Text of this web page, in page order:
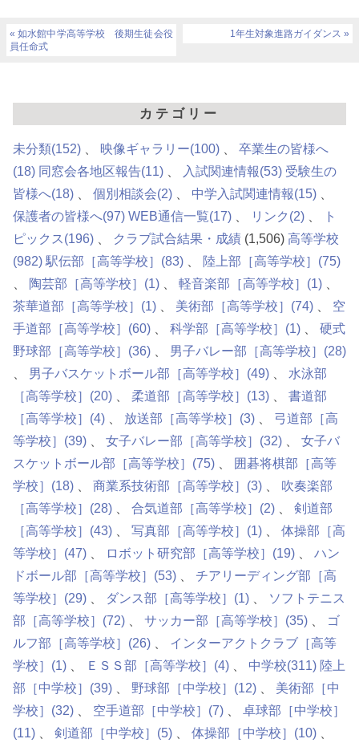
如水館中学高等学校 後期生徒会役
員任命式
1年生対象進路ガイダンス
カテゴリー
未分類(152) 映像ギャラリー(100)
卒業生の皆様へ
(18) 同窓会各地区報告(11) 入試関連情報(53) 受験生の
皆様へ(18) 個別相談会(2) 中学入試関連情報(15)
保護者の皆様へ(97) WEB通信一覧(17) リンク (2)
ト
ピックス (196) クラブ試合結果・成績 (1,506) 高等学校
(982) 駅伝部［高等学校］ (83) 陸上部［高等学校］ (75)
陶芸部［高等学校］ (1) 軽音楽部［高等学校］ (1)
茶華道部［高等学校］ (1) 美術部［高等学校］ (74)
空
手道部［高等学校］ (60) 科学部［高等学校］ (1)
硬式
野球部［高等学校］ (36) 男子バレー部［高等学校］ (28)
男子バスケットボール部［高等学校］ (49)
水泳部
［高等学校］ (20) 柔道部［高等学校］ (13)
書道部
［高等学校］ (4) 放送部［高等学校］ (3)
弓道部［高
等学校］ (39) 女子バレー部［高等学校］ (32)
女子バ
スケットボール部［高等学校］ (75)
囲碁将棋部［高等
学校］ (18) 商業系技術部［高等学校］ (3)
吹奏楽部
［高等学校］ (28) 合気道部［高等学校］ (2)
剣道部
［高等学校］ (43) 写真部［高等学校］ (1)
体操部［高
等学校］ (47) ロボット研究部［高等学校］ (19)
ハン
ドボール部［高等学校］ (53)
チアリーディング部［高
等学校］ (29) ダンス部［高等学校］ (1)
ソフトテニス
部［高等学校］ (72) サッカー部［高等学校］ (35)
ゴ
ルフ部［高等学校］ (26)
インターアクトクラブ［高等
学校］ (1) ＥＳＳ部［高等学校］ (4) 中学校(311) 陸上
部［中学校］ (39) 野球部［中学校］ (12)
美術部［中
学校］ (32) 空手道部［中学校］ (7)
卓球部［中学校］
(11)
剣道部［中学校］ (5) 体操部［中学校］ (10)